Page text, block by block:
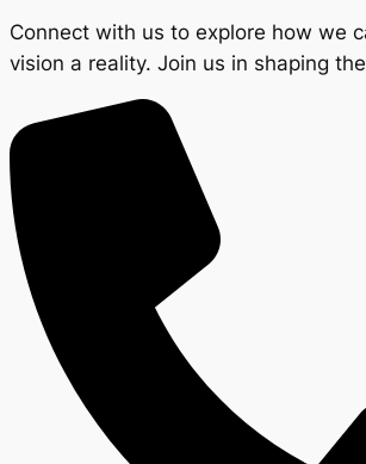
Connect with us to explore how we
vision a reality. Join us in shaping